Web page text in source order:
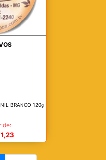
BRANCO 120g
de: